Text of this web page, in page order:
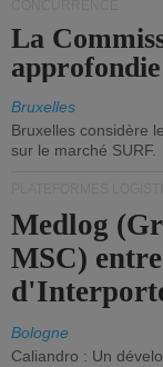
La
Bruxelles
Bruxelles considère
sur le marché SURF.
Medlog
MSC)
Bologne
Caliandro : Un